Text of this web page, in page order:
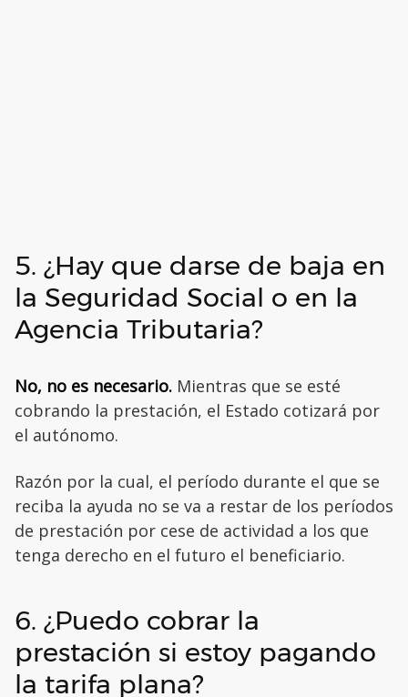
5. ¿Hay que darse de baja en
la Seguridad Social o en la
Agencia Tributaria?
No, no es necesario. Mientras que se esté
cobrando la prestación, el Estado cotizará por
el autónomo.
Razón por la cual, el período durante el que se
reciba la ayuda no se va a restar de los períodos
de prestación por cese de actividad a los que
tenga derecho en el futuro el beneficiario.
6. ¿Puedo cobrar la
prestación si estoy pagando
la tarifa plana?